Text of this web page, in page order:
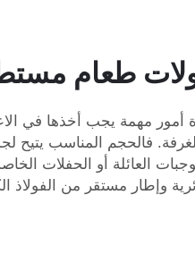
طعام
مهمة يجب أخذها في
فالحجم المناسب يتيح
العائلة أو الحفلات